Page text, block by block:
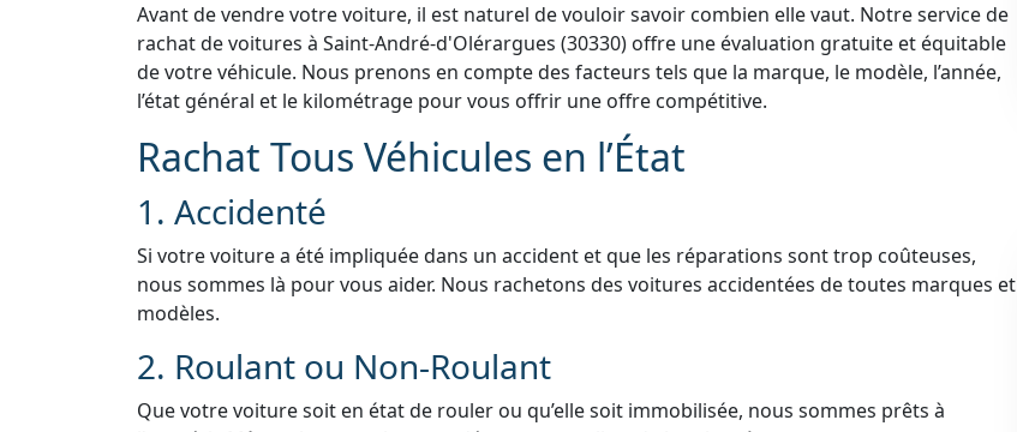
Avant de vendre votre voiture, il est naturel de vouloir savoir combien elle vaut. Notre service de
rachat de voitures à Saint-André-d'Olérargues (30330) offre une évaluation gratuite et équitable
de votre véhicule. Nous prenons en compte des facteurs tels que la marque, le modèle, l’année,
l’état général et le kilométrage pour vous offrir une offre compétitive.
Rachat Tous Véhicules en l’État
1. Accidenté
Si votre voiture a été impliquée dans un accident et que les réparations sont trop coûteuses,
nous sommes là pour vous aider. Nous rachetons des voitures accidentées de toutes marques et
modèles.
2. Roulant ou Non-Roulant
Que votre voiture soit en état de rouler ou qu’elle soit immobilisée, nous sommes prêts à